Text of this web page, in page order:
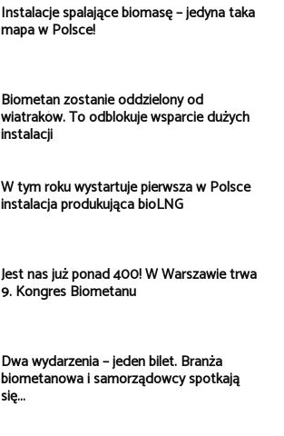
Instalacje spalające biomasę – jedyna taka
mapa w Polsce!
Biometan zostanie oddzielony od
wiatraków. To odblokuje wsparcie dużych
instalacji
W tym roku wystartuje pierwsza w Polsce
instalacja produkująca bioLNG
Jest nas już ponad 400! W Warszawie trwa
9. Kongres Biometanu
Dwa wydarzenia – jeden bilet. Branża
biometanowa i samorządowcy spotkają
się...